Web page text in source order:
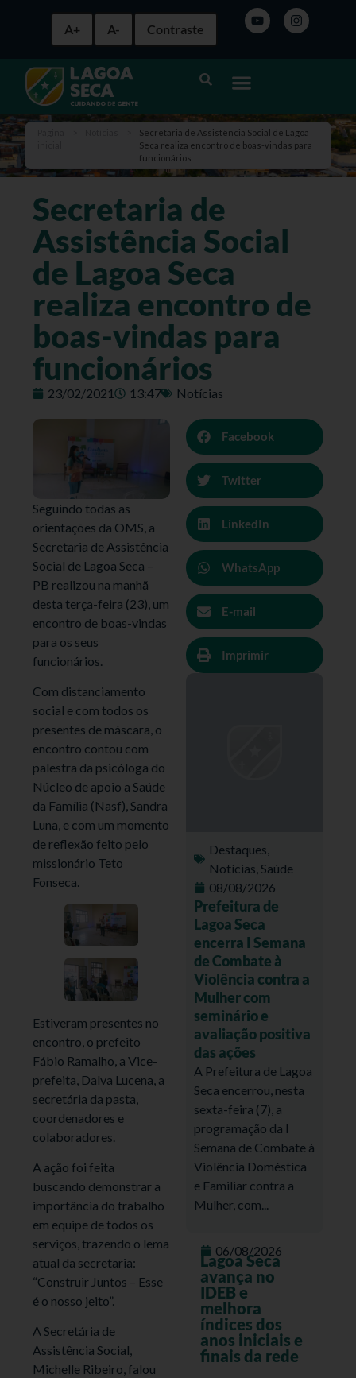
A+ A- Contraste
Secretaria de Assistência Social de Lagoa
Seca realiza encontro de boas-vindas para
funcionários
Secretaria de
Assistência Social
de Lagoa Seca
realiza encontro de
boas-vindas para
funcionários
23/02/2021 13:47 Notícias
Seguindo todas as
orientações da OMS, a
Secretaria de Assistência
Social de Lagoa Seca –
PB realizou na manhã
desta terça-feira (23), um
encontro de boas-vindas
para os seus
funcionários.
Com distanciamento
social e com todos os
presentes de máscara, o
encontro contou com
palestra da psicóloga do
Núcleo de apoio a Saúde
da Família (Nasf), Sandra
Luna, e com um momento
de reflexão feito pelo
missionário Teto
Fonseca.
Estiveram presentes no
encontro, o prefeito
Fábio Ramalho, a Vice-
prefeita, Dalva Lucena, a
secretária da pasta,
coordenadores e
colaboradores.
A ação foi feita
buscando demonstrar a
importância do trabalho
em equipe de todos os
serviços, trazendo o lema
atual da secretaria:
“Construir Juntos – Esse
é o nosso jeito”.
A Secretária de
Assistência Social,
Michelle Ribeiro, falou
Facebook
Twitter
LinkedIn
WhatsApp
E-mail
Imprimir
Destaques,
Notícias,Saúde
08/08/2026
Prefeitura de
Lagoa Seca
encerra I Semana
de Combate à
Violência contra a
Mulher com
seminário e
avaliação positiva
das ações
A Prefeitura de Lagoa
Seca encerrou, nesta
sexta-feira (7), a
programação da I
Semana de Combate à
Violência Doméstica
e Familiar contra a
Mulher, com...
06/08/2026
Lagoa Seca
avança no
IDEB e
melhora
índices dos
anos iniciais e
finais da rede